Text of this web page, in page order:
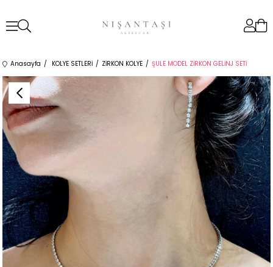
Anasayfa KOLYE SETLERİ ZİRKON KOLYE ŞULE MODEL ZİRKON GELİNJ SETİ